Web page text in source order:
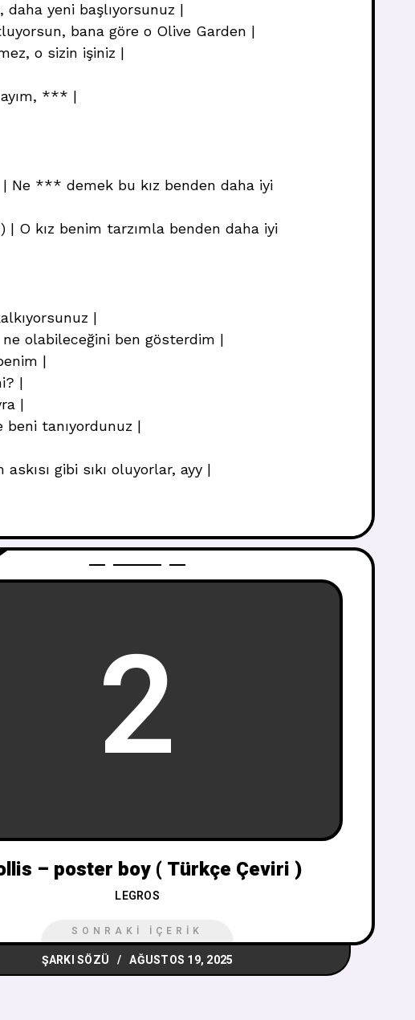
daha yeni başlıyorsunuz |
bana göre o Olive Garden |
o sizin işiniz |
*** |
*** demek bu kız benden daha iyi
O kız benim tarzımla benden daha iyi
|
olabileceğini ben gösterdim |
|
|
|
beni tanıyordunuz |
gibi sıkı oluyorlar, ayy |
2
– poster boy ( Türkçe Çeviri )
LEGROS
SONRAKI İÇERIK
ŞARKI SÖZÜ AĞUSTOS 19, 2025